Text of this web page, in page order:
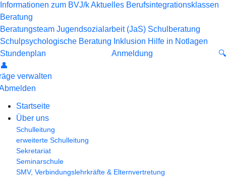
Informationen zum BVJ/kAktuelles Berufsintegrationsklassen
Beratung
Beratungsteam Jugendsozialarbeit (JaS) Schulberatung
Schulpsychologische Beratung Inklusion Hilfe in Notlagen
Stundenplan
Anmeldung
🔍
👤
verwalten
Startseite
Über uns
Schulleitung
erweiterte Schulleitung
Sekretariat
Seminarschule
SMV, Verbindungslehrkräfte & Elternvertretung